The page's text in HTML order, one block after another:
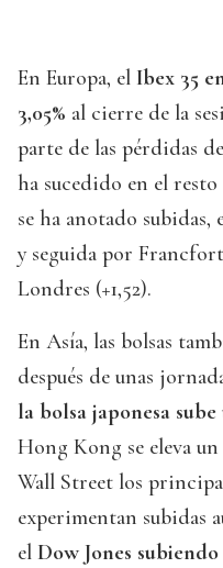
En Europa, el Ibex 35
3,05% al cierre de la
parte de las pérdidas
ha sucedido en el resto
se ha anotado subidas,
y seguida por Francfort
Londres (+1,52).
En Asía, las bolsas
después de unas
la bolsa japonesa sube
Hong Kong se eleva
Wall Street los
experimentan subidas
el Dow Jones